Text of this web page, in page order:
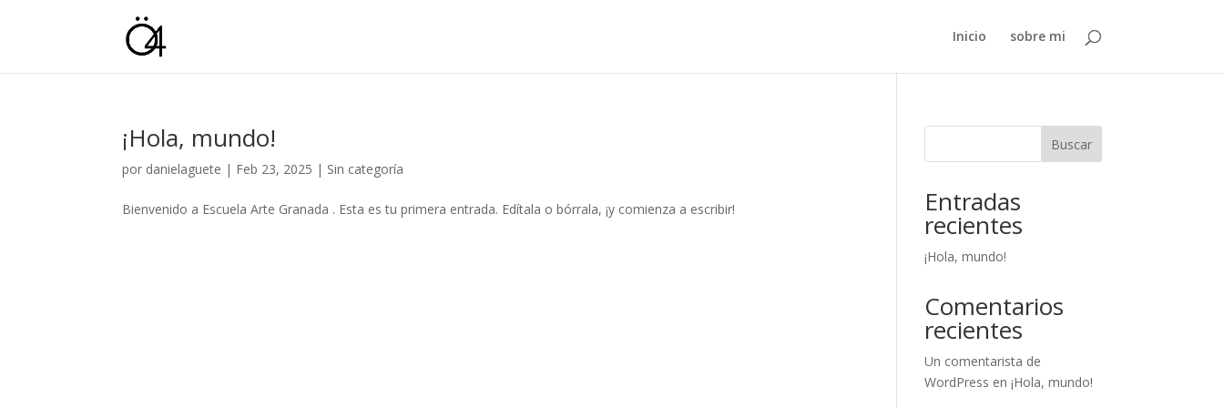
Inicio sobre mi
¡Hola, mundo!
por danielaguete | Feb 23, 2025 | Sin categoría
Bienvenido a Escuela Arte Granada . Esta es tu primera entrada. Edítala o bórrala, ¡y comienza a escribir!
Buscar
Entradas
recientes
¡Hola, mundo!
Comentarios
recientes
Un comentarista de
WordPress en¡Hola, mundo!